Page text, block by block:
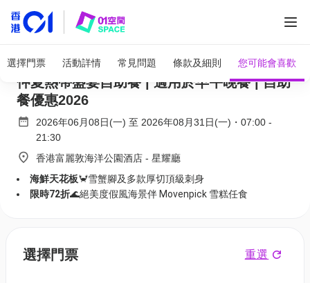
選擇門票 活動詳情 常見問題 條款及細則 您可能會喜歡
香港富麗敦海洋公園酒店自助餐 限時72折 |
仲夏熱帶盛宴自助餐 | 適用於早午晚餐 | 自助
餐優惠2026
2026年06月08日(一) 至 2026年08月31日(一) ・ 07:00 -
21:30
香港富麗敦海洋公園酒店 - 星耀廳
海鮮天花板🦀雪蟹腳及多款厚切頂級刺身
限時72折🌊絕美度假風海景伴 Movenpick 雪糕任食
選擇門票 重選